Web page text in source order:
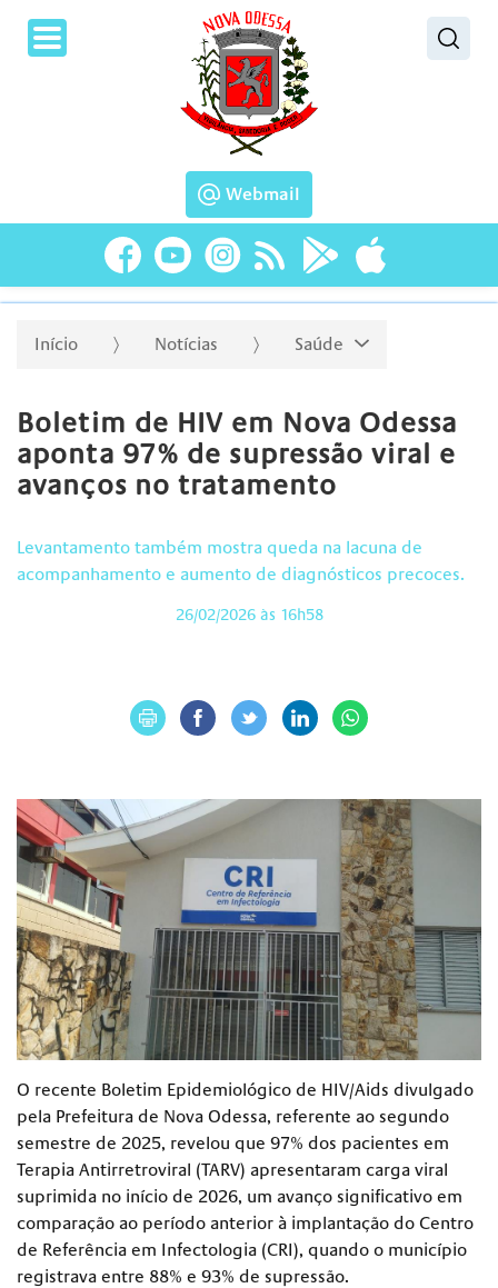
Webmail
Início Notícias Saúde
Boletim de HIV em Nova Odessa
aponta 97% de supressão viral e
avanços no tratamento
Levantamento também mostra queda na lacuna de
acompanhamento e aumento de diagnósticos precoces.
26/02/2026 às 16h58
O recente Boletim Epidemiológico de HIV/Aids divulgado
pela Prefeitura de Nova Odessa, referente ao segundo
semestre de 2025, revelou que 97% dos pacientes em
Terapia Antirretroviral (TARV) apresentaram carga viral
suprimida no início de 2026, um avanço significativo em
comparação ao período anterior à implantação do Centro
de Referência em Infectologia (CRI), quando o município
registrava entre 88% e 93% de supressão.